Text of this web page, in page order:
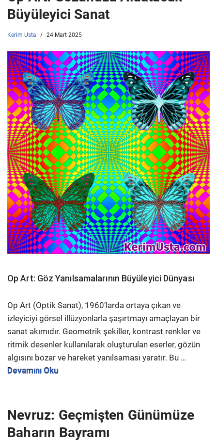
Büyüleyici Sanat
Kerim Usta 24 Mart 2025
Op Art: Göz Yanılsamalarının Büyüleyici Dünyası
Op Art (Optik Sanat), 1960’larda ortaya çıkan ve
izleyiciyi görsel illüzyonlarla şaşırtmayı amaçlayan bir
sanat akımıdır. Geometrik şekiller, kontrast renkler ve
ritmik desenler kullanılarak oluşturulan eserler, gözün
algısını bozar ve hareket yanılsaması yaratır. Bu …
Devamını Oku
Nevruz: Geçmişten Günümüze
Baharın Bayramı